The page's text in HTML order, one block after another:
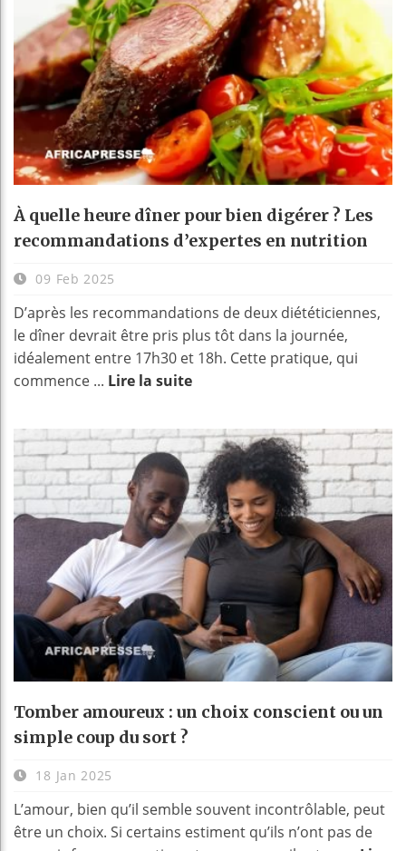
À quelle heure dîner pour bien digérer ? Les
recommandations d’expertes en nutrition
09 Feb 2025
D’après les recommandations de deux diététiciennes,
le dîner devrait être pris plus tôt dans la journée,
idéalement entre 17h30 et 18h. Cette pratique, qui
commence ... Lire la suite
Tomber amoureux : un choix conscient ou un
simple coup du sort ?
18 Jan 2025
L’amour, bien qu’il semble souvent incontrôlable, peut
être un choix. Si certains estiment qu’ils n’ont pas de